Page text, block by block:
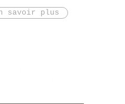
savoir plus